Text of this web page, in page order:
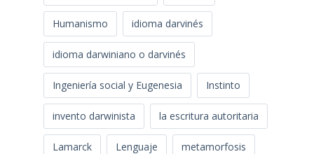
Humanismo idioma darvinés
idioma darwiniano o darvinés
Ingeniería social y Eugenesia Instinto
invento darwinista la escritura autoritaria
Lamarck Lenguaje metamorfosis